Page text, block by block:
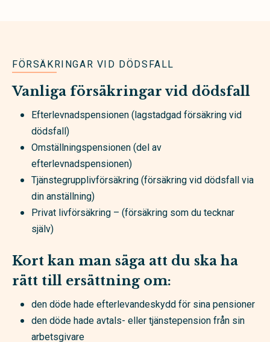
FÖRSÄKRINGAR VID DÖDSFALL
Vanliga försäkringar vid dödsfall
Efterlevnadspensionen (lagstadgad försäkring vid
dödsfall)
Omställningspensionen (del av
efterlevnadspensionen)
Tjänstegrupplivförsäkring (försäkring vid dödsfall via
din anställning)
Privat livförsäkring – (försäkring som du tecknar
själv)
Kort kan man säga att du ska ha
rätt till ersättning om:
den döde hade efterlevandeskydd för sina pensioner
den döde hade avtals- eller tjänstepension från sin
arbetsgivare